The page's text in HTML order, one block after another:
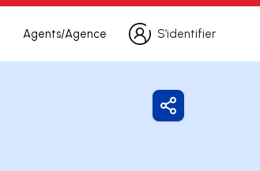
Agents/Agence
S’identifier
S’identifier
Partager